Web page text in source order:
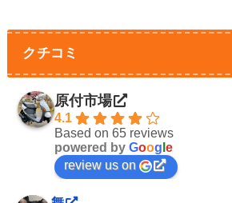
クチコミ
原付市場
4.1
Based on 65 reviews
powered by Goog e
review us on